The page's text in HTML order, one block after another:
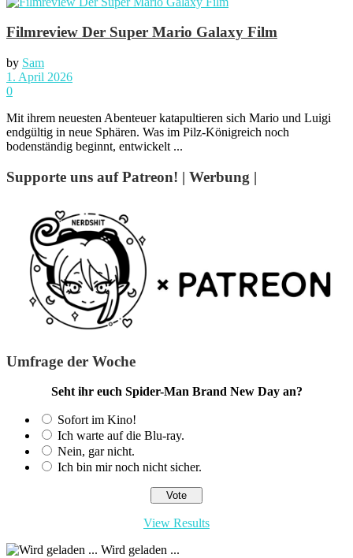
Filmreview Der Super Mario Galaxy Film
by Sam
1. April 2026
0
Mit ihrem neuesten Abenteuer katapultieren sich Mario und Luigi
endgültig in neue Sphären. Was im Pilz-Königreich noch
bodenständig beginnt, entwickelt ...
Supporte uns auf Patreon! | Werbung |
Umfrage der Woche
Seht ihr euch Spider-Man Brand New Day an?
Sofort im Kino!
Ich warte auf die Blu-ray.
Nein, gar nicht.
Ich bin mir noch nicht sicher.
View Results
Wird geladen ...